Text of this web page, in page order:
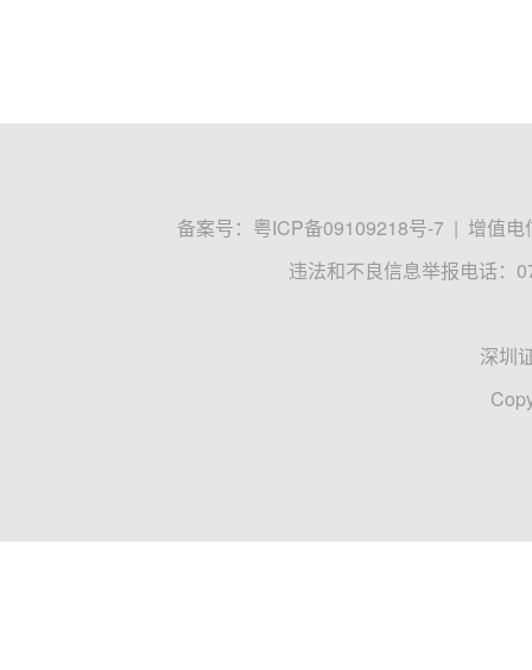
备案号： 粤ICP备09109218号-7 | 增值电
违法和不良信息举报电话：
深圳